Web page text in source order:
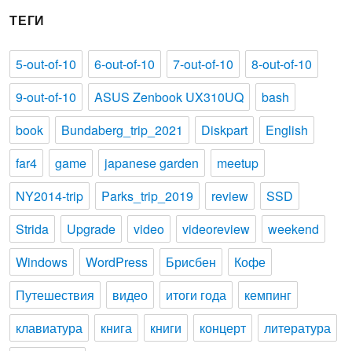
ТЕГИ
5-out-of-10 6-out-of-10 7-out-of-10
8-out-of-10
9-out-of-10
ASUS Zenbook UX310UQ
bash
book
Bundaberg_trip_2021 Diskpart
English
far4
game japanese garden
meetup
NY2014-trip
Parks_trip_2019 review
SSD
Strida
Upgrade video videoreview
weekend
Windows
WordPress Брисбен
Кофе
Путешествия
видео итоги года
кемпинг
клавиатура
книга книги концерт
литература